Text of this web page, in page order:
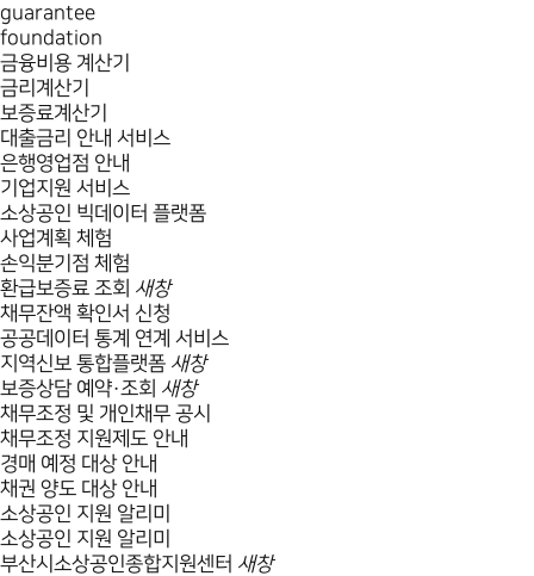
guarantee
foundation
금융비용 계산기
금리계산기
보증료계산기
대출금리 안내 서비스
은행영업점 안내
기업지원 서비스
소상공인 빅데이터 플랫폼
사업계획 체험
손익분기점 체험
환급보증료 조회 새창
채무잔액 확인서 신청
공공데이터 통계 연계 서비스
지역신보 통합플랫폼 새창
보증상담 예약·조회 새창
채무조정 및 개인채무 공시
채무조정 지원제도 안내
경매 예정 대상 안내
채권 양도 대상 안내
소상공인 지원 알리미
소상공인 지원 알리미
부산시소상공인종합지원센터 새창